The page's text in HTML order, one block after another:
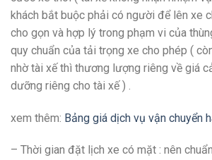
khách bắt buộc phải có người để lên xe
cho gọn và hợp lý trong phạm vi của
quy chuẩn của tải trọng xe cho phép (
nhờ tài xế thì thương lượng riêng về giá
dưỡng riêng cho tài xế ) .
xem thêm: Bảng giá dịch vụ vận chuyển
– Thời gian đặt lịch xe có mặt : nên